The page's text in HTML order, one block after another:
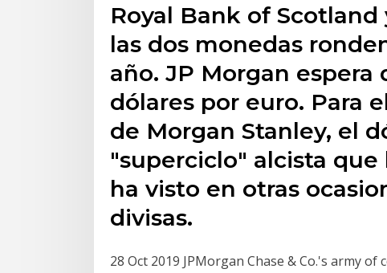
Royal Bank of
las dos monedas
año. JP Morgan espera
dólares por euro. Para
de Morgan Stanley, el
"superciclo" alcista que
ha visto en otras
divisas.
28 Oct 2019 JPMorgan Chase & Co.'s army